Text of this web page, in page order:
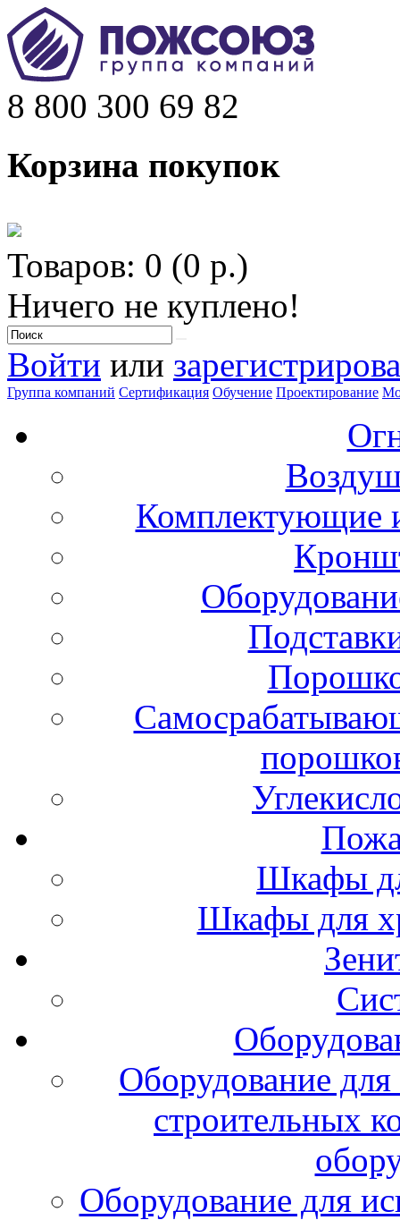
8 800 300 69 82
Корзина покупок
Товаров: 0 (0 р.)
Ничего не куплено!
Войти или
Группа компаний Сертификация Обучение Проектирование
Комплектующие
Шкафы
Шкафы для
Оборудование
строительных
Оборудование для